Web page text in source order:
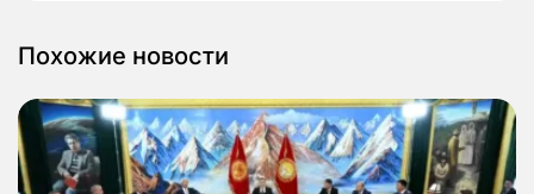
Похожие новости